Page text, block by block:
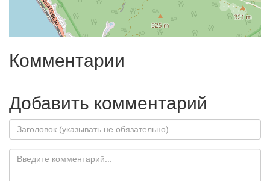
Комментарии
Добавить комментарий